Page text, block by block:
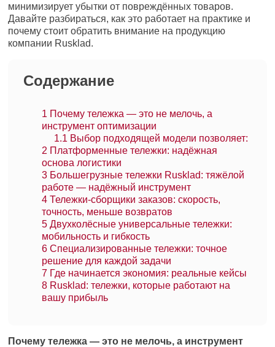
минимизирует убытки от повреждённых товаров.
Давайте разбираться, как это работает на практике и
почему стоит обратить внимание на продукцию
компании Rusklad.
Содержание
1 Почему тележка — это не мелочь, а
инструмент оптимизации
1.1 Выбор подходящей модели позволяет:
2 Платформенные тележки: надёжная
основа логистики
3 Большегрузные тележки Rusklad: тяжёлой
работе — надёжный инструмент
4 Тележки-сборщики заказов: скорость,
точность, меньше возвратов
5 Двухколёсные универсальные тележки:
мобильность и гибкость
6 Специализированные тележки: точное
решение для каждой задачи
7 Где начинается экономия: реальные кейсы
8 Rusklad: тележки, которые работают на
вашу прибыль
Почему тележка — это не мелочь, а инструмент